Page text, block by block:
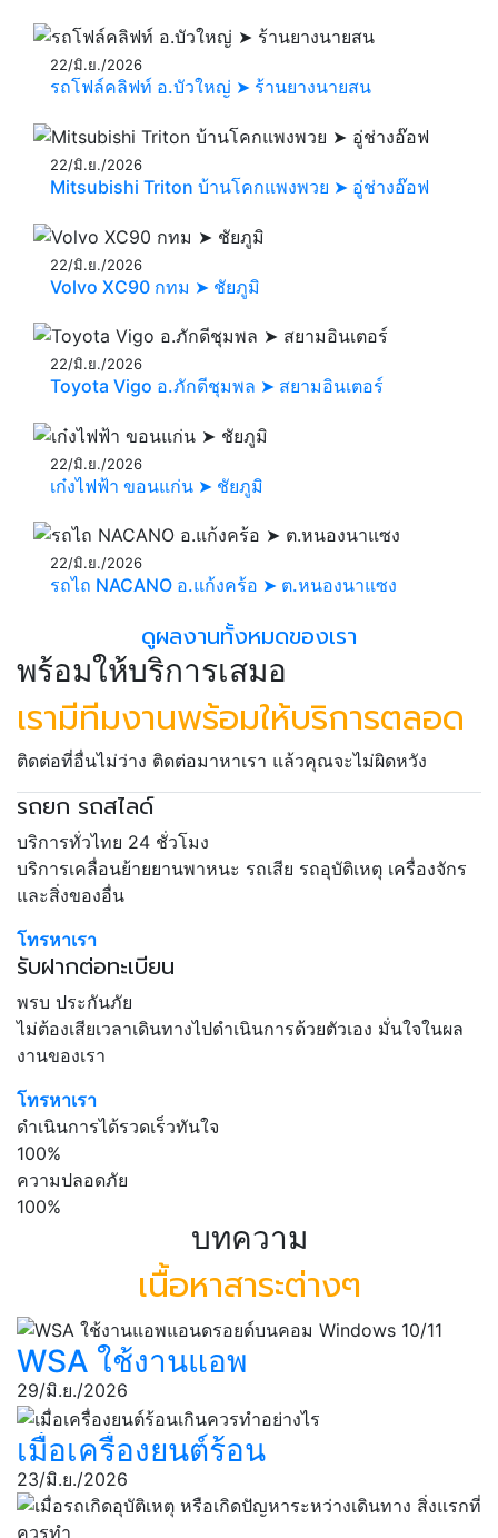
22/มิ.ย./2026
รถโฟล์คลิฟท์ อ.บัวใหญ่ ➤ ร้านยางนายสน
22/มิ.ย./2026
Mitsubishi Triton บ้านโคกแพงพวย ➤ อู่ช่างอ๊อฟ
22/มิ.ย./2026
Volvo XC90 กทม ➤ ชัยภูมิ
22/มิ.ย./2026
Toyota Vigo อ.ภักดีชุมพล ➤ สยามอินเตอร์
22/มิ.ย./2026
เก๋งไฟฟ้า ขอนแก่น ➤ ชัยภูมิ
22/มิ.ย./2026
รถไถ NACANO อ.แก้งคร้อ ➤ ต.หนองนาแซง
ดูผลงานทั้งหมดของเรา
พร้อมให้บริการเสมอ
เรามีทีมงานพร้อมให้บริการตลอด
ติดต่อที่อื่นไม่ว่าง ติดต่อมาหาเรา แล้วคุณจะไม่ผิดหวัง
รถยก รถสไลด์
บริการทั่วไทย 24 ชั่วโมง
บริการเคลื่อนย้ายยานพาหนะ รถเสีย รถอุบัติเหตุ เครื่องจักร
และสิ่งของอื่น
โทรหาเรา
รับฝากต่อทะเบียน
พรบ ประกันภัย
ไม่ต้องเสียเวลาเดินทางไปดำเนินการด้วยตัวเอง มั่นใจในผล
งานของเรา
โทรหาเรา
ดำเนินการได้รวดเร็วทันใจ
100%
ความปลอดภัย
100%
บทความ
เนื้อหาสาระต่างๆ
WSA ใช้งานแอพ
แอนดรอยด์บนคอม
Windows 10/11
29/มิ.ย./2026
เมื่อเครื่องยนต์ร้อน
เกินควรทำอย่างไร
23/มิ.ย./2026